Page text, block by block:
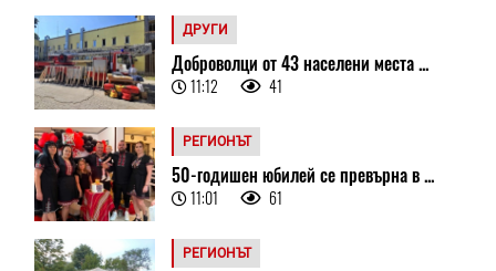
ДРУГИ
Доброволци от 43 населени места ...
11:12 41
РЕГИОНЪТ
50-годишен юбилей се превърна в ...
11:01 61
РЕГИОНЪТ